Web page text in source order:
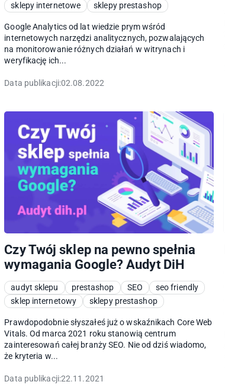
sklepy internetowe
sklepy prestashop
Google Analytics od lat wiedzie prym wśród
internetowych narzędzi analitycznych, pozwalających
na monitorowanie różnych działań w witrynach i
weryfikację ich...
Data publikacji:02.08.2022
Czy Twój sklep na pewno spełnia
wymagania Google? Audyt DiH
audyt sklepu prestashop SEO
seo friendly
sklep internetowy
sklepy prestashop
Prawdopodobnie słyszałeś już o wskaźnikach Core Web
Vitals. Od marca 2021 roku stanowią centrum
zainteresowań całej branży SEO. Nie od dziś wiadomo,
że kryteria w...
Data publikacji:22.11.2021